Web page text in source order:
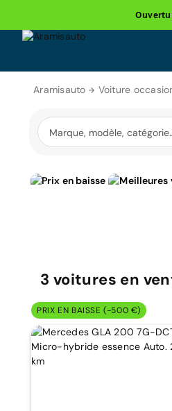
Aramisauto Voiture
3 voitures en
PRIX EN BAISSE (-500 €)